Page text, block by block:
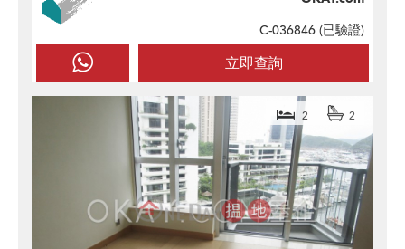
立即查詢
C-036846 (已驗證)
2 2